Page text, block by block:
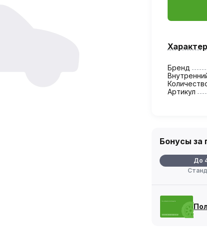
Бренд
Артикул
Бонусы за
До